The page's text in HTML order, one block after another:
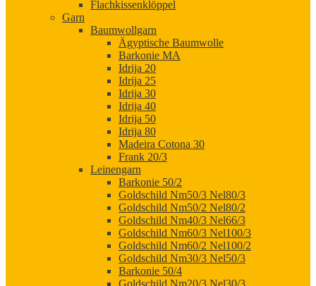
Flachkissenklöppel
Garn
Baumwollgarn
Ägyptische Baumwolle
Barkonie MA
Idrija 20
Idrija 25
Idrija 30
Idrija 40
Idrija 50
Idrija 80
Madeira Cotona 30
Frank 20/3
Leinengarn
Barkonie 50/2
Goldschild Nm50/3 Nel80/3
Goldschild Nm50/2 Nel80/2
Goldschild Nm40/3 Nel66/3
Goldschild Nm60/3 Nel100/3
Goldschild Nm60/2 Nel100/2
Goldschild Nm30/3 Nel50/3
Barkonie 50/4
Goldschild Nm20/3 Nel30/3